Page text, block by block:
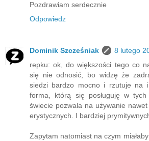
Pozdrawiam serdecznie
Odpowiedz
Dominik Szcześniak
8 lutego
repku: ok, do większości tego co
się nie odnosić, bo widzę że
siedzi bardzo mocno i rzutuje na
forma, którą się posługuję w tych
świecie pozwala na używanie
erystycznych. I bardziej
Zapytam natomiast na czym